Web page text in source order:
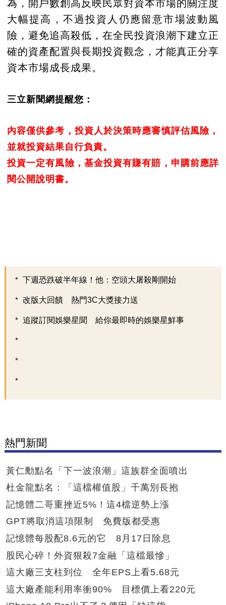
為，開戶數創高反映民眾對資本市場的關注度
大幅提高，不過投資人仍應留意市場波動風
險，避免追高殺低，在全民投資浪潮下建立正
確的資產配置與長期投資觀念，才能真正分享
資本市場成長成果。
三立新聞網提醒您：
內容僅供參考，投資人於決策時應審慎評估風險，
並就投資結果自行負責。
投資一定有風險，基金投資有賺有賠，申購前應詳
閱公開說明書。
下週恐跌破半年線！他：空頭大屠殺剛開始
改版大回饋 熱門3C大獎接力送
追蹤訂閱娛樂星聞 給你最即時的娛樂星鮮事
熱門新聞
黃仁勳點名「下一波浪潮」這族群全面噴出
杜金龍點名：「這檔權值股」千萬別長抱
記憶體二哥重挫近5%！這4檔逆勢上漲
GPT將取消這項限制 免費版都受惠
記憶體每股配8.6元的它 8月17日除息
股民心碎！外資狠殺7金融「這檔最慘」
這大廠三支柱到位 全年EPS上看5.68元
這大廠產能利用率衝90% 目標價上看220元